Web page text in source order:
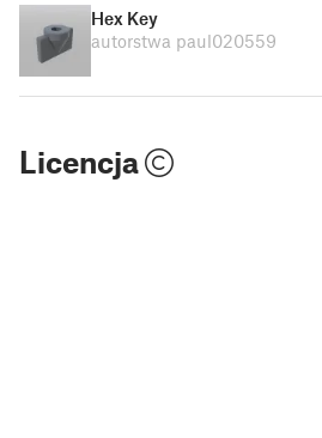
Hex Key
autorstwa paul020559
Licencja